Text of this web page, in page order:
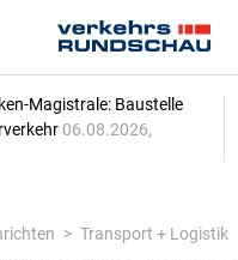
Magistrale: Baustelle
06.08.2026,
Transport + Logistik